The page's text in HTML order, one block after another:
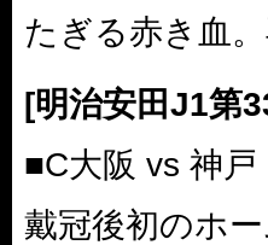
たぎる赤き血
[明治安田J1第
■C大阪 vs 神戸
戴冠後初のホ